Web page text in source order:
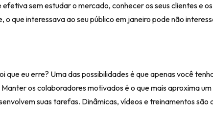
sem estudar o mercado, conhecer os seus clientes e os
que interessava ao seu público em janeiro pode não
eu erre? Uma das possibilidades é que apenas você
os colaboradores motivados é o que mais aproxima
suas tarefas. Dinâmicas, vídeos e treinamentos são